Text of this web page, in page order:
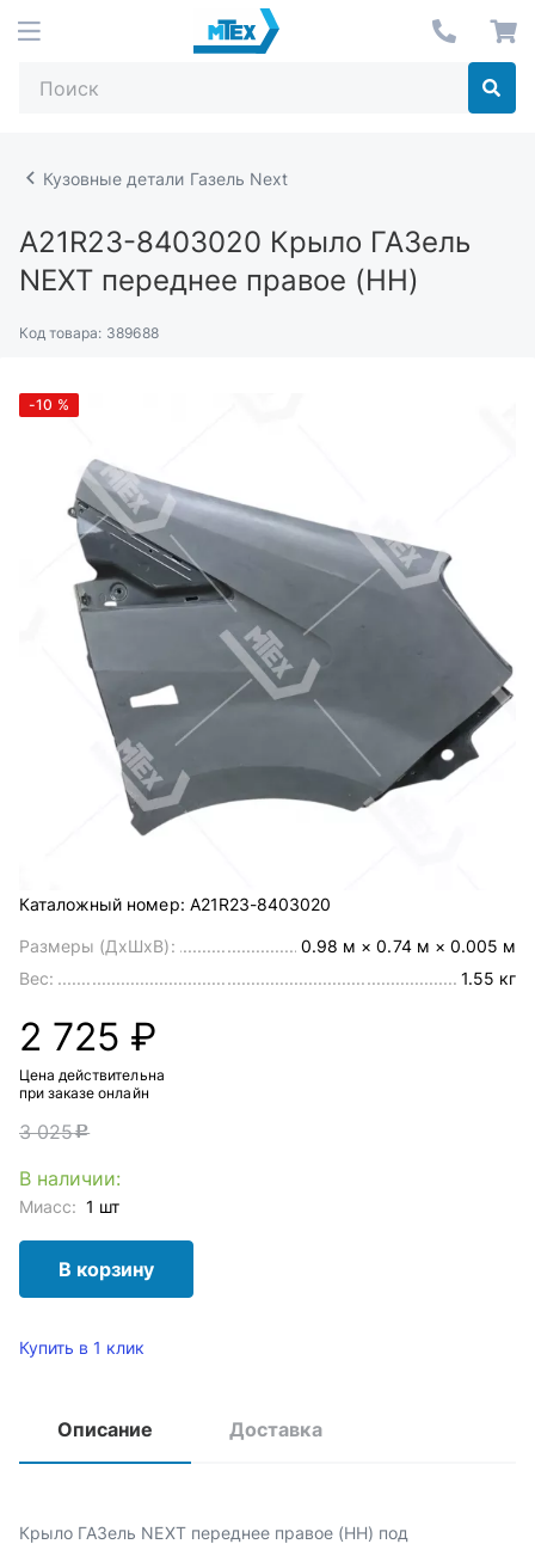
Кузовные детали Газель Next
A21R23-8403020 Крыло ГАЗель
NEXT переднее правое (НН)
Код товара: 389688
-10 %
Каталожный номер: A21R23-8403020
Размеры (ДхШхВ):
0.98 м × 0.74 м × 0.005 м
Вес:
1.55 кг
2 725 ₽
Цена действительна
при заказе онлайн
3 025c
В наличии:
Миасс: 1 шт
В корзину
Купить в 1 клик
Описание Доставка
Крыло ГАЗель NEXT переднее правое (НН) под